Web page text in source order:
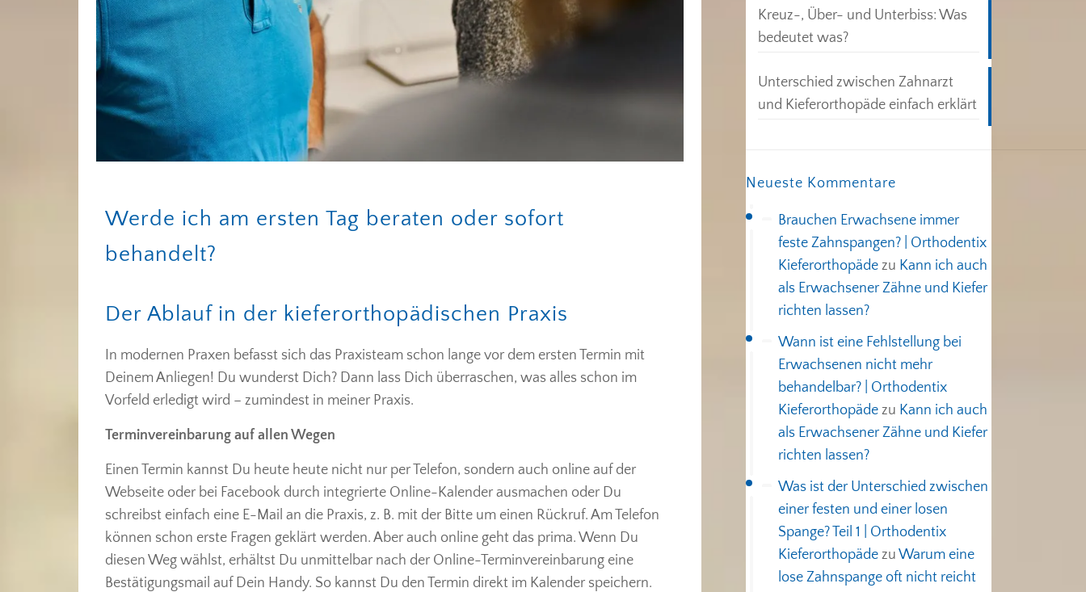
Werde ich am ersten Tag beraten oder sofort
behandelt?
Der Ablauf in der kieferorthopädischen Praxis
In modernen Praxen befasst sich das Praxisteam schon lange vor dem ersten Termin mit
Deinem Anliegen! Du wunderst Dich? Dann lass Dich überraschen, was alles schon im
Vorfeld erledigt wird – zumindest in meiner Praxis.
Terminvereinbarung auf allen Wegen
Einen Termin kannst Du heute heute nicht nur per Telefon, sondern auch online auf der
Webseite oder bei Facebook durch integrierte Online-Kalender ausmachen oder Du
schreibst einfach eine E-Mail an die Praxis, z. B. mit der Bitte um einen Rückruf. Am Telefon
können schon erste Fragen geklärt werden. Aber auch online geht das prima. Wenn Du
diesen Weg wählst, erhältst Du unmittelbar nach der Online-Terminvereinbarung eine
Bestätigungsmail auf Dein Handy. So kannst Du den Termin direkt im Kalender speichern.
Kreuz-, Über- und Unterbiss: Was
bedeutet was?
Unterschied zwischen Zahnarzt
und Kieferorthopäde einfach erklärt
Neueste Kommentare
Brauchen Erwachsene immer
feste Zahnspangen? | Orthodentix
Kieferorthopäde zu Kann ich auch
als Erwachsener Zähne und Kiefer
richten lassen?
Wann ist eine Fehlstellung bei
Erwachsenen nicht mehr
behandelbar? | Orthodentix
Kieferorthopäde zu Kann ich auch
als Erwachsener Zähne und Kiefer
richten lassen?
Was ist der Unterschied zwischen
einer festen und einer losen
Spange? Teil 1 | Orthodentix
Kieferorthopäde zu Warum eine
lose Zahnspange oft nicht reicht